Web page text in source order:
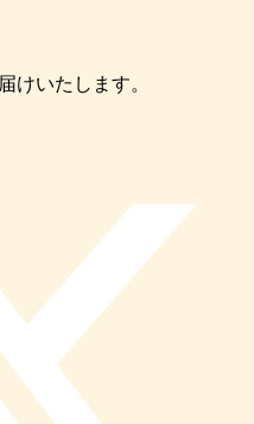
けいたします。